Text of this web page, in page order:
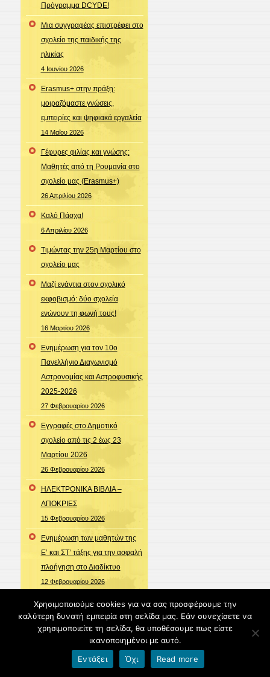
Πρόγραμμα DCYDE!
Μια συγγραφέας επιστρέφει στο
σχολείο της παιδικής της
ηλικίας
4 Ιουνίου 2026
Erasmus+ στην πράξη:
μοιραζόμαστε γνώσεις,
εμπειρίες και ψηφιακά εργαλεία
14 Μαΐου 2026
Γέφυρες φιλίας και γνώσης:
Μαθητές από τη Ρουμανία στο
σχολείο μας (Erasmus+)
26 Απριλίου 2026
Καλό Πάσχα!
6 Απριλίου 2026
Τιμώντας την 25η Μαρτίου στο
σχολείο μας
Μαζί ενάντια στον σχολικό
εκφοβισμό: δύο σχολεία
ενώνουν τη φωνή τους!
16 Μαρτίου 2026
Ενημέρωση για τον 10ο
Πανελλήνιο Διαγωνισμό
Αστρονομίας και Αστροφυσικής
2025-2026
27 Φεβρουαρίου 2026
Εγγραφές στο Δημοτικό
σχολείο από τις 2 έως 23
Μαρτίου 2026
26 Φεβρουαρίου 2026
ΗΛΕΚΤΡΟΝΙΚΑ ΒΙΒΛΙΑ –
ΑΠΟΚΡΙΕΣ
15 Φεβρουαρίου 2026
Ενημέρωση των μαθητών της
Ε’ και ΣΤ’ τάξης για την ασφαλή
πλοήγηση στο Διαδίκτυο
12 Φεβρουαρίου 2026
Η Ελληνική Γλώσσα μιλά σε
όλο τον κόσμο!
9 Φεβρουαρίου 2026
«Στην Πάδοβα με το Erasmus+:
Ψηφιακός Μετασχηματισμός,
Χρησιμοποιούμε cookies για να σας προσφέρουμε την
καλύτερη δυνατή εμπειρία στη σελίδα μας. Εάν συνεχίσετε να
χρησιμοποιείτε τη σελίδα, θα υποθέσουμε πως είστε
ικανοποιημένοι με αυτό.
Εντάξει
Όχι Read more